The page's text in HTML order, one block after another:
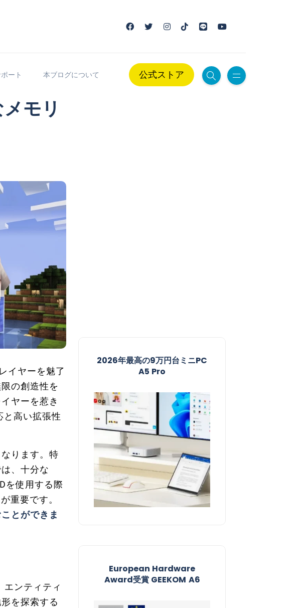
ート 本ブログについて 公式ストア
モリ
イヤーを魅了
の創造性を
ヤーを惹き
と高い拡張性
ります。特
、十分な
を使用する際
重要です。
とができま
ンティティ
を探索する
2026年最高の9万円台ミニPC
A5 Pro
European Hardware
Award受賞​ GEEKOM A6